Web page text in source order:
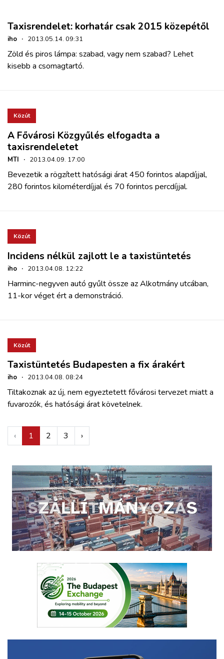
Taxisrendelet: korhatár csak 2015 közepétől
iho · 2013.05.14. 09:31
Zöld és piros lámpa: szabad, vagy nem szabad? Lehet
kisebb a csomagtartó.
Közút
A Fővárosi Közgyűlés elfogadta a
taxisrendeletet
MTI · 2013.04.09. 17:00
Bevezetik a rögzített hatósági árat 450 forintos alapdíjjal,
280 forintos kilométerdíjjal és 70 forintos percdíjjal.
Közút
Incidens nélkül zajlott le a taxistüntetés
iho · 2013.04.08. 12:22
Harminc-negyven autó gyűlt össze az Alkotmány utcában,
11-kor véget ért a demonstráció.
Közút
Taxistüntetés Budapesten a fix árakért
iho · 2013.04.08. 08:24
Tiltakoznak az új, nem egyeztetett fővárosi tervezet miatt a
fuvarozók, és hatósági árat követelnek.
‹ 1 2 3 ›